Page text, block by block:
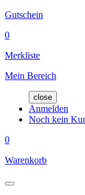
Gutschein
0
Merkliste
Mein Bereich
close
Anmelden
Noch kein
0
Warenkorb